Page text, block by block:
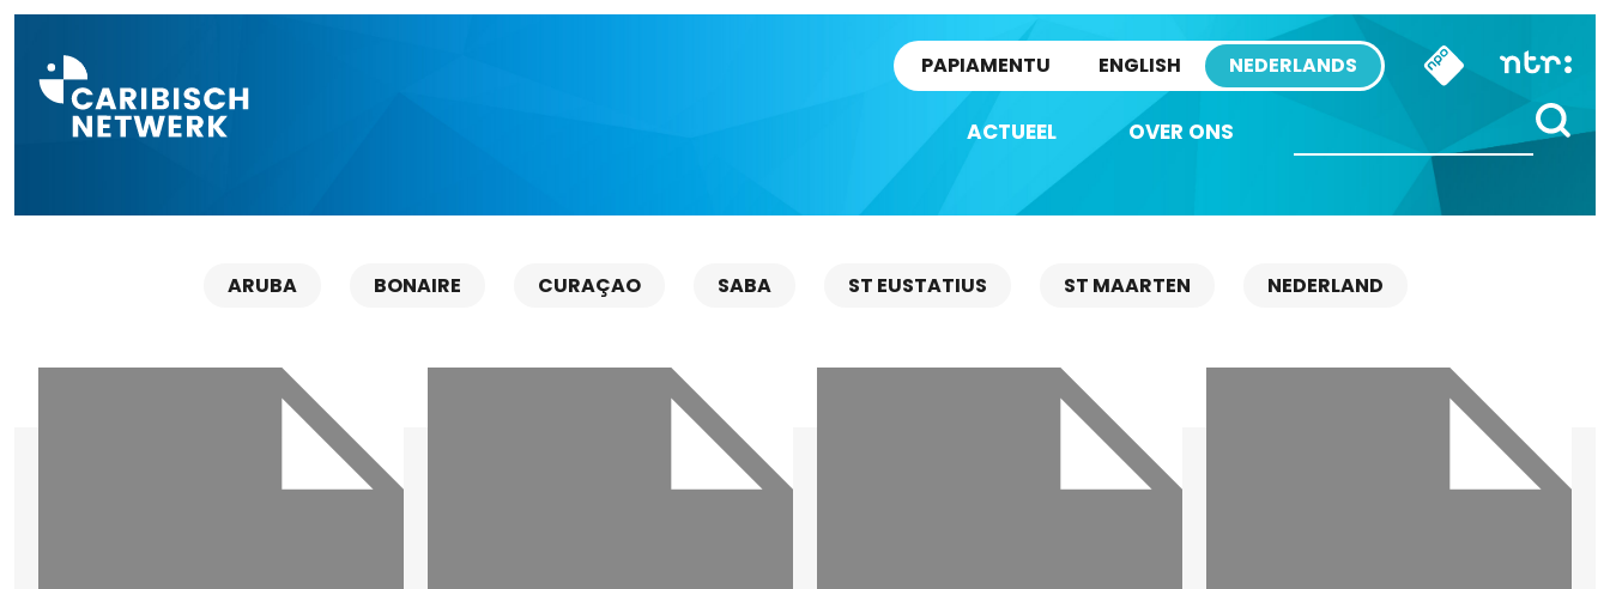
PAPIAMENTU ENGLISH NEDERLANDS
ACTUEEL OVER ONS
ARUBA BONAIRE CURAÇAO SABA ST EUSTATIUS ST MAARTEN NEDERLAND